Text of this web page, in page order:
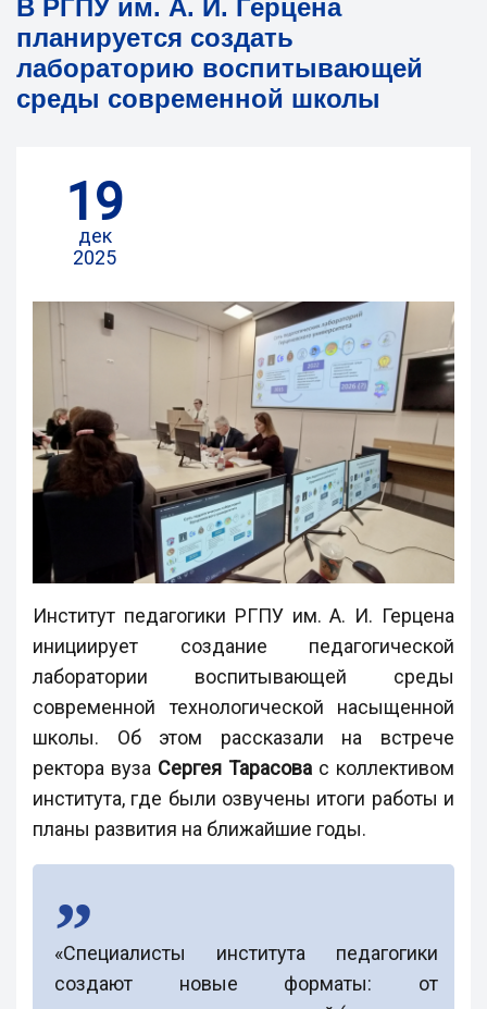
В РГПУ им. А. И. Герцена
планируется создать
лабораторию воспитывающей
среды современной школы
19
дек
2025
Институт педагогики РГПУ им. А. И. Герцена
инициирует создание педагогической
лаборатории воспитывающей среды
современной технологической насыщенной
школы. Об этом рассказали на встрече
ректора вуза Сергея Тарасова с коллективом
института, где были озвучены итоги работы и
планы развития на ближайшие годы.
«Специалисты института педагогики
создают новые форматы: от